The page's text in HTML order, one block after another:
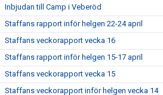
Inbjudan till Camp i Veberöd
Staffans rapport inför helgen 22-24 april
Staffans veckorapport vecka 16
Staffans rapport inför helgen 15-17 april
Staffans veckorapport vecka 15
Staffans veckorapport inför helgen vecka 14